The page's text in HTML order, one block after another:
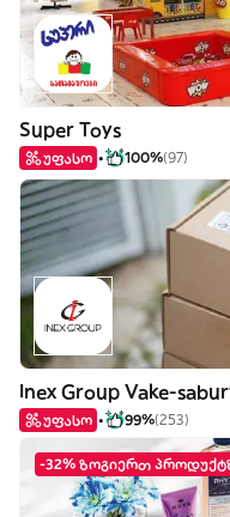
Super Toys
უფასო 100%(97)
Inex Group Vake-
უფასო 99%(253)
-32% ზოგიერთ